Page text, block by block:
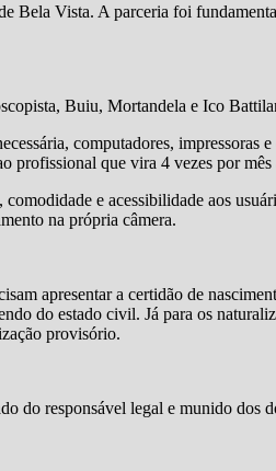
Bela Vista. A parceria foi
Buiu, Mortandela e Ico
computadores, impressoras
profissional que vira 4 vezes por
e acessibilidade aos
na própria câmera.
apresentar a certidão de
do estado civil. Já para os
provisório.
do responsável legal e munido dos